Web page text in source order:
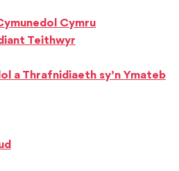
Cymru
Teithwyr
a Thrafnidiaeth sy’n Ymateb